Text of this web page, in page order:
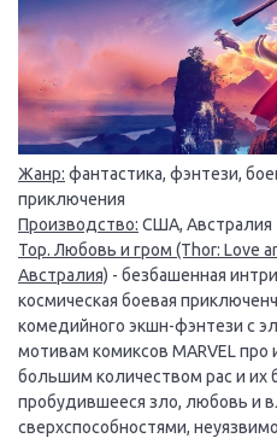
Жанр: фантастика, фэнтези,
приключения
Производство: США, Австралия
Тор. Любовь и гром (Thor: Love
Австралия) - безбашенная
космическая боевая
комедийного экшн-фэнтези с
мотивам комиксов MARVEL
большим количеством рас и их
пробудившееся зло, любовь и
сверхспособностями,